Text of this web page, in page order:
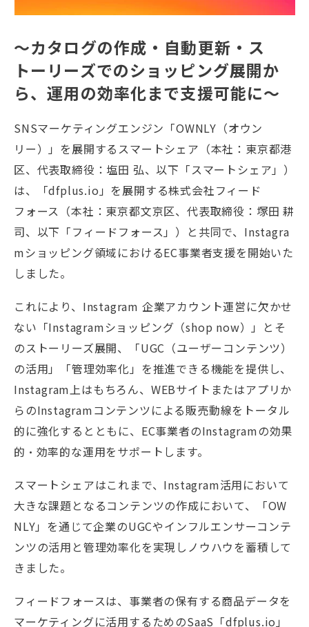
～カタログの作成・自動更新・ス
トーリーズでのショッピング展開か
ら、運用の効率化まで支援可能に～
SNSマーケティングエンジン「OWNLY（オウン
リー）」を展開するスマートシェア（本社：東京都港
区、代表取締役：塩田 弘、以下「スマートシェア」）
は、「dfplus.io」を展開する株式会社フィード
フォース（本社：東京都文京区、代表取締役：塚田 耕
司、以下「フィードフォース」）と共同で、Instagra
mショッピング領域におけるEC事業者支援を開始いた
しました。
これにより、Instagram 企業アカウント運営に欠かせ
ない「Instagramショッピング（shop now）」とそ
のストーリーズ展開、「UGC（ユーザーコンテンツ）
の活用」「管理効率化」を推進できる機能を提供し、
Instagram上はもちろん、WEBサイトまたはアプリか
らのInstagramコンテンツによる販売動線をトータル
的に強化するとともに、EC事業者のInstagramの効果
的・効率的な運用をサポートします。
スマートシェアはこれまで、Instagram活用において
大きな課題となるコンテンツの作成において、「OW
NLY」を通じて企業のUGCやインフルエンサーコンテ
ンツの活用と管理効率化を実現しノウハウを蓄積して
きました。
フィードフォースは、事業者の保有する商品データを
マーケティングに活用するためのSaaS「dfplus.io」